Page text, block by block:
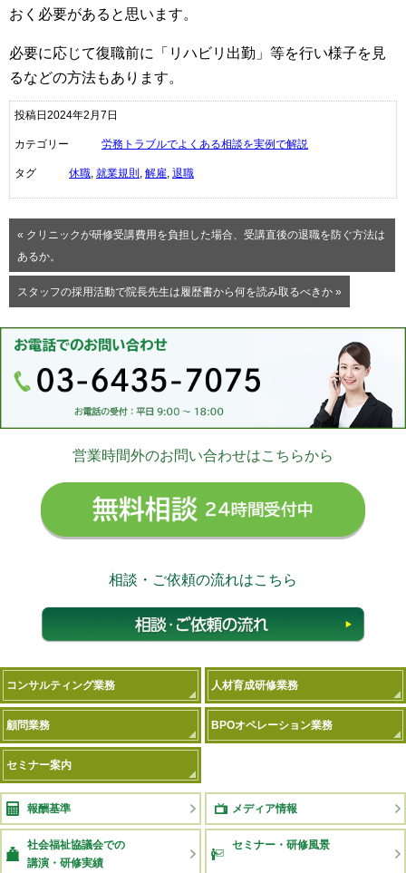
おく必要があると思います。
必要に応じて復職前に「リハビリ出勤」等を行い様子を見
るなどの方法もあります。
投稿日2024年2月7日
カテゴリー 労務トラブルでよくある相談を実例で解説
タグ 休職, 就業規則 , 解雇, 退職
« クリニックが研修受講費用を負担した場合、受講直後の退職を防ぐ方法は
あるか。
スタッフの採用活動で院長先生は履歴書から何を読み取るべきか »
営業時間外のお問い合わせはこちらから
相談・ご依頼の流れはこちら
コンサルティング業務 人材育成研修業務
顧問業務 BPOオペレーション業務
セミナー案内
報酬基準 メディア情報
社会福祉協議会での
講演・研修実績
セミナー・研修風景